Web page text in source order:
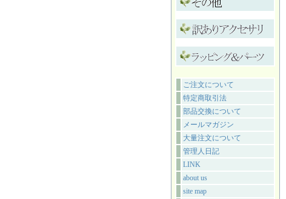
ご注文について
特定商取引法
部品交換について
メールマガジン
大量注文について
管理人日記
LINK
about us
site map